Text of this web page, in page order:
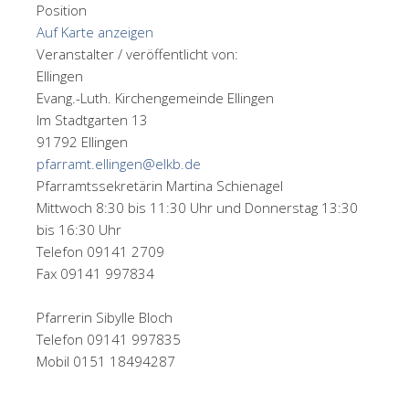
Position
Auf Karte anzeigen
Veranstalter / veröffentlicht von:
Ellingen
Evang.-Luth. Kirchengemeinde Ellingen
Im Stadtgarten 13
91792 Ellingen
pfarramt.ellingen@elkb.de
Pfarramtssekretärin Martina Schienagel
Mittwoch 8:30 bis 11:30 Uhr und Donnerstag 13:30
bis 16:30 Uhr
Telefon 09141 2709
Fax 09141 997834
Pfarrerin Sibylle Bloch
Telefon 09141 997835
Mobil 0151 18494287